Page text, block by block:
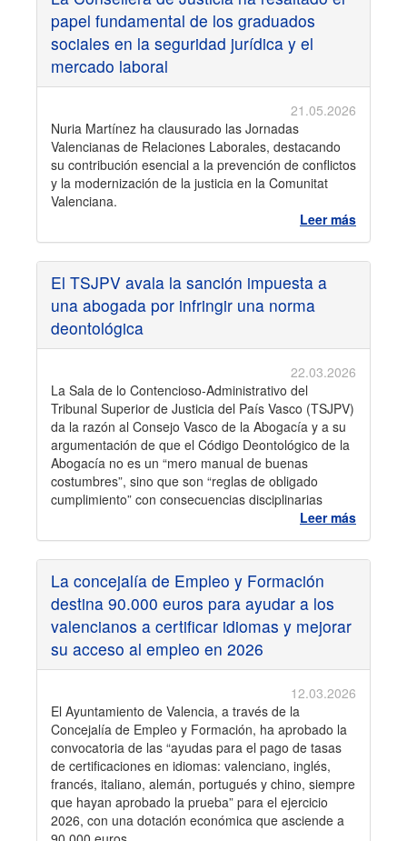
papel fundamental de los graduados
sociales en la seguridad jurídica y el
mercado laboral
21.05.2026
Nuria Martínez ha clausurado las Jornadas
Valencianas de Relaciones Laborales, destacando
su contribución esencial a la prevención de conflictos
y la modernización de la justicia en la Comunitat
Valenciana.
Leer más
El TSJPV avala la sanción impuesta a
una abogada por infringir una norma
deontológica
22.03.2026
La Sala de lo Contencioso-Administrativo del
Tribunal Superior de Justicia del País Vasco (TSJPV)
da la razón al Consejo Vasco de la Abogacía y a su
argumentación de que el Código Deontológico de la
Abogacía no es un “mero manual de buenas
costumbres”, sino que son “reglas de obligado
cumplimiento” con consecuencias disciplinarias
Leer más
La concejalía de Empleo y Formación
destina 90.000 euros para ayudar a los
valencianos a certificar idiomas y mejorar
su acceso al empleo en 2026
12.03.2026
El Ayuntamiento de Valencia, a través de la
Concejalía de Empleo y Formación, ha aprobado la
convocatoria de las “ayudas para el pago de tasas
de certificaciones en idiomas: valenciano, inglés,
francés, italiano, alemán, portugués y chino, siempre
que hayan aprobado la prueba” para el ejercicio
2026, con una dotación económica que asciende a